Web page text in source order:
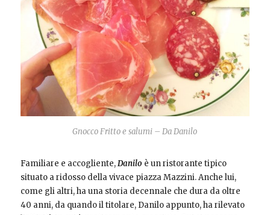
Gnocco Fritto e salumi – Da Danilo
Familiare e accogliente,Danilo è un ristorante tipico
situato a ridosso della vivace piazza Mazzini. Anche lui,
come gli altri, ha una storia decennale che dura da oltre
40 anni, da quando il titolare, Danilo appunto, ha rilevato